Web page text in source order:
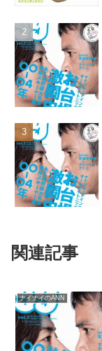
関連記事
ナイナイのANN